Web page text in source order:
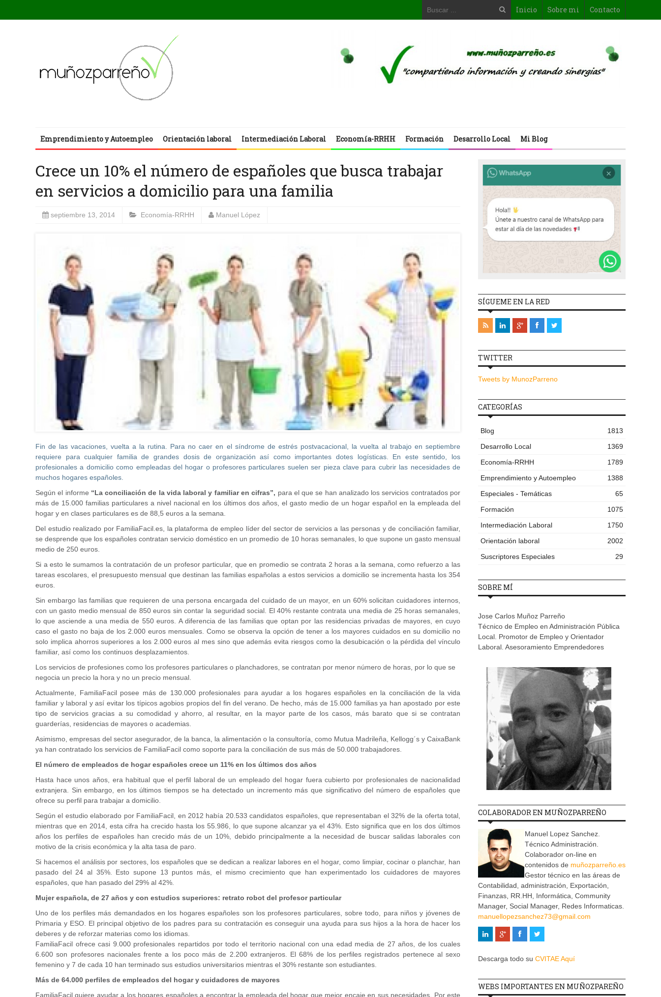
Inicio Sobre mi Contacto
Emprendimiento y Autoempleo Orientación laboral Intermediación Laboral Economía-RRHH Formación Desarrollo Local Mi Blog
Crece un 10% el número de españoles que busca trabajar
en servicios a domicilio para una familia
septiembre 13, 2014 Economía-RRHH Manuel López
Fin de las vacaciones, vuelta a la rutina. Para no caer en el síndrome de estrés postvacacional, la vuelta al trabajo en septiembre
requiere para cualquier familia de grandes dosis de organización así como importantes dotes logísticas. En este sentido, los
profesionales a domicilio como empleadas del hogar o profesores particulares suelen ser pieza clave para cubrir las necesidades de
muchos hogares españoles.
Según el informe “La conciliación de la vida laboral y familiar en cifras”, para el que se han analizado los servicios contratados por
más de 15.000 familias particulares a nivel nacional en los últimos dos años, el gasto medio de un hogar español en la empleada del
hogar y en clases particulares es de 88,5 euros a la semana.
Del estudio realizado por FamiliaFacil.es, la plataforma de empleo líder del sector de servicios a las personas y de conciliación familiar,
se desprende que los españoles contratan servicio doméstico en un promedio de 10 horas semanales, lo que supone un gasto mensual
medio de 250 euros.
Si a esto le sumamos la contratación de un profesor particular, que en promedio se contrata 2 horas a la semana, como refuerzo a las
tareas escolares, el presupuesto mensual que destinan las familias españolas a estos servicios a domicilio se incrementa hasta los 354
euros.
Sin embargo las familias que requieren de una persona encargada del cuidado de un mayor, en un 60% solicitan cuidadores internos,
con un gasto medio mensual de 850 euros sin contar la seguridad social. El 40% restante contrata una media de 25 horas semanales,
lo que asciende a una media de 550 euros. A diferencia de las familias que optan por las residencias privadas de mayores, en cuyo
caso el gasto no baja de los 2.000 euros mensuales. Como se observa la opción de tener a los mayores cuidados en su domicilio no
solo implica ahorros superiores a los 2.000 euros al mes sino que además evita riesgos como la desubicación o la pérdida del vínculo
familiar, así como los continuos desplazamientos.
Los servicios de profesiones como los profesores particulares o planchadores, se contratan por menor número de horas, por lo que se
negocia un precio la hora y no un precio mensual.
Actualmente, FamiliaFacil posee más de 130.000 profesionales para ayudar a los hogares españoles en la conciliación de la vida
familiar y laboral y así evitar los típicos agobios propios del fin del verano. De hecho, más de 15.000 familias ya han apostado por este
tipo de servicios gracias a su comodidad y ahorro, al resultar, en la mayor parte de los casos, más barato que si se contratan
guarderías, residencias de mayores o academias.
Asimismo, empresas del sector asegurador, de la banca, la alimentación o la consultoría, como Mutua Madrileña, Kellogg´s y CaixaBank
ya han contratado los servicios de FamiliaFacil como soporte para la conciliación de sus más de 50.000 trabajadores.
El número de empleados de hogar españoles crece un 11% en los últimos dos años
Hasta hace unos años, era habitual que el perfil laboral de un empleado del hogar fuera cubierto por profesionales de nacionalidad
extranjera. Sin embargo, en los últimos tiempos se ha detectado un incremento más que significativo del número de españoles que
ofrece su perfil para trabajar a domicilio.
Según el estudio elaborado por FamiliaFacil, en 2012 había 20.533 candidatos españoles, que representaban el 32% de la oferta total,
mientras que en 2014, esta cifra ha crecido hasta los 55.986, lo que supone alcanzar ya el 43%. Esto significa que en los dos últimos
años los perfiles de españoles han crecido más de un 10%, debido principalmente a la necesidad de buscar salidas laborales con
motivo de la crisis económica y la alta tasa de paro.
Si hacemos el análisis por sectores, los españoles que se dedican a realizar labores en el hogar, como limpiar, cocinar o planchar, han
pasado del 24 al 35%. Esto supone 13 puntos más, el mismo crecimiento que han experimentado los cuidadores de mayores
españoles, que han pasado del 29% al 42%.
Mujer española, de 27 años y con estudios superiores: retrato robot del profesor particular
Uno de los perfiles más demandados en los hogares españoles son los profesores particulares, sobre todo, para niños y jóvenes de
Primaria y ESO. El principal objetivo de los padres para su contratación es conseguir una ayuda para sus hijos a la hora de hacer los
deberes y de reforzar materias como los idiomas.
FamiliaFacil ofrece casi 9.000 profesionales repartidos por todo el territorio nacional con una edad media de 27 años, de los cuales
6.600 son profesores nacionales frente a los poco más de 2.200 extranjeros. El 68% de los perfiles registrados pertenece al sexo
femenino y 7 de cada 10 han terminado sus estudios universitarios mientras el 30% restante son estudiantes.
Más de 64.000 perfiles de empleados del hogar y cuidadores de mayores
FamiliaFacil quiere ayudar a los hogares españoles a encontrar la empleada del hogar que mejor encaje en sus necesidades. Por este
SÍGUEME EN LA RED
TWITTER
Tweets by MunozParreno
CATEGORÍAS
Blog
1813
Desarrollo Local
1369
Economía-RRHH
1789
Emprendimiento y Autoempleo
1388
Especiales - Temáticas
65
Formación
1075
Intermediación Laboral
1750
Orientación laboral
2002
Suscriptores Especiales
29
SOBRE MÍ
Jose Carlos Muñoz Parreño
Técnico de Empleo en Administración Pública
Local. Promotor de Empleo y Orientador
Laboral. Asesoramiento Emprendedores
COLABORADOR EN MUÑOZPARREÑO
Manuel Lopez Sanchez.
Técnico Administración.
Colaborador on-line en
contenidos de muñozparreño.es
Gestor técnico en las áreas de
Contabilidad, administración, Exportación,
Finanzas, RR.HH, Informática, Community
Manager, Social Manager, Redes Informaticas.
manuellopezsanchez73@gmail.com
Descarga todo su CVITAE Aquí
WEBS IMPORTANTES EN MUÑOZPAREÑO